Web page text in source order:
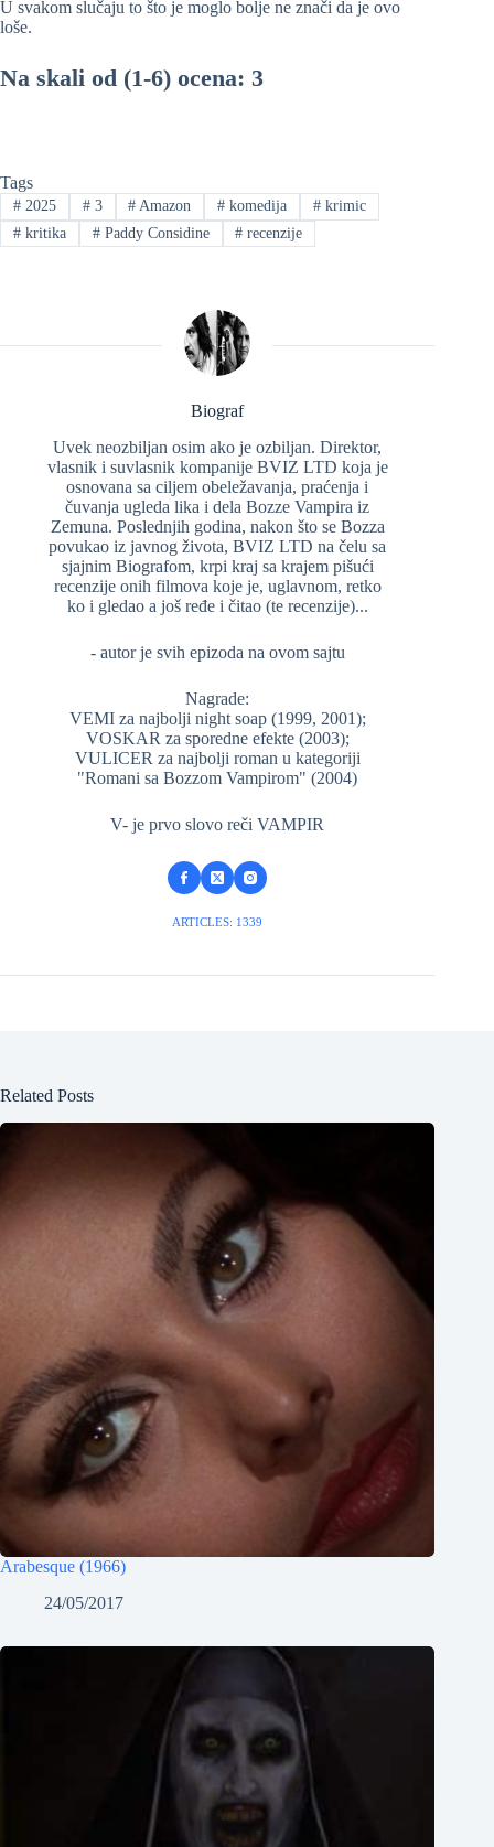
U svakom slučaju to što je moglo bolje ne znači da je ovo
loše.
Na skali od (1-6) ocena: 3
Tags
#2025 #3 # Amazon # komedija # krimic
#kritika #Paddy Considine # recenzije
Biograf
Uvek neozbiljan osim ako je ozbiljan. Direktor,
vlasnik i suvlasnik kompanije BVIZ LTD koja je
osnovana sa ciljem obeležavanja, praćenja i
čuvanja ugleda lika i dela Bozze Vampira iz
Zemuna. Poslednjih godina, nakon što se Bozza
povukao iz javnog života, BVIZ LTD na čelu sa
sjajnim Biografom, krpi kraj sa krajem pišući
recenzije onih filmova koje je, uglavnom, retko
ko i gledao a još ređe i čitao (te recenzije)...
- autor je svih epizoda na ovom sajtu
Nagrade:
VEMI za najbolji night soap (1999, 2001);
VOSKAR za sporedne efekte (2003);
VULICER za najbolji roman u kategoriji
"Romani sa Bozzom Vampirom" (2004)
V- je prvo slovo reči VAMPIR
ARTICLES: 1339
Related Posts
Arabesque (1966)
24/05/2017